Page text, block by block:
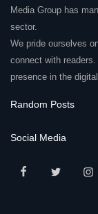
Media Group has
sector.
We pride ourselves
connect with
presence in the
Random Posts
Social Media